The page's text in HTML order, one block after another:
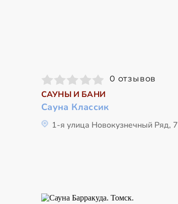
0 отзывов
САУНЫ И БАНИ
Сауна Классик
1-я улица Новокузнечный Ряд, 7